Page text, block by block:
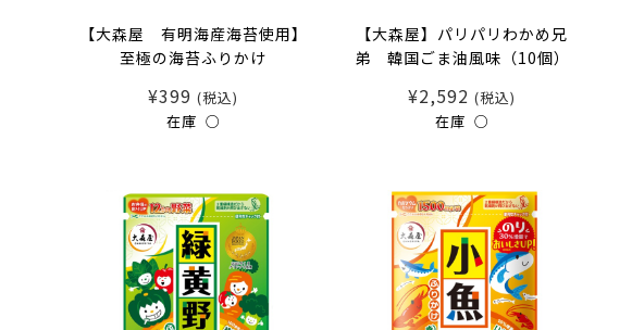
【大森屋 有明海産海苔使用】
至極の海苔ふりかけ
¥399 (税込)
在庫 ○
【大森屋】パリパリわかめ兄
弟 韓国ごま油風味（10個）
¥2,592 (税込)
在庫 ○